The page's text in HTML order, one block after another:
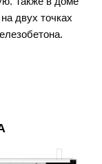
двух точках